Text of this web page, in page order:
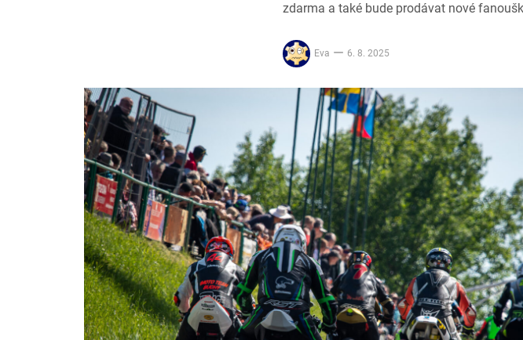
zdarma a také bude prodávat nové
Eva 6. 8. 2025